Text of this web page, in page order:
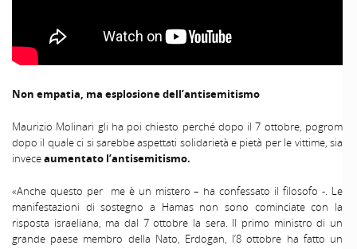
Non empatia, ma esplosione dell’antisemitismo
Maurizio Molinari gli ha poi chiesto perché dopo il 7 ottobre, pogrom
dopo il quale ci si sarebbe aspettati solidarietà e pietà per le vittime, sia
inveceaumentato l’antisemitismo.
«Anche questo per me è un mistero – ha confessato il filosofo -. Le
manifestazioni di sostegno a Hamas non sono cominciate con la
risposta israeliana, ma dal 7 ottobre la sera. Il primo ministro di un
grande paese membro della Nato, Erdogan, l’8 ottobre ha fatto un